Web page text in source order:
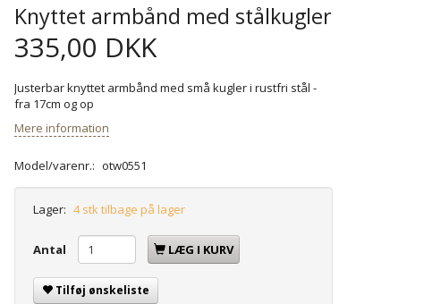
Knyttet armbånd med stålkugler
335,00 DKK
Justerbar knyttet armbånd med små kugler i rustfri stål -
fra 17cm og op
Mere information
Model/varenr.: otw0551
Lager: 4 stk tilbage på lager
Antal LÆG I KURV
Tilføj ønskeliste